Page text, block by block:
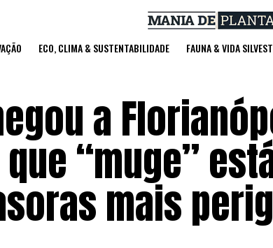
ECO, CLIMA & SUSTENTABILIDADE FAUNA & VIDA
a
“muge”
mais